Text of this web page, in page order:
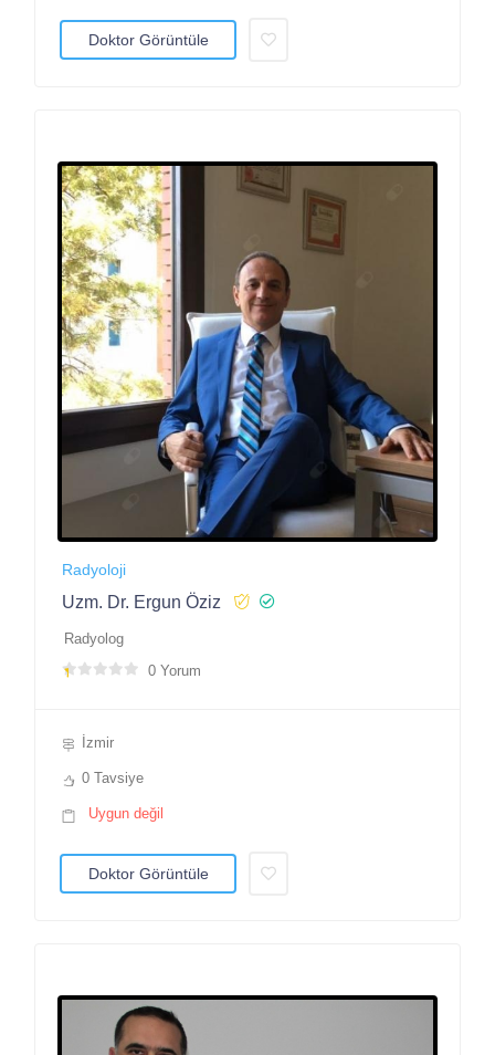
Doktor Görüntüle
Radyoloji
Uzm. Dr. Ergun Öziz
Radyolog
0 Yorum
İzmir
0 Tavsiye
Uygun değil
Doktor Görüntüle